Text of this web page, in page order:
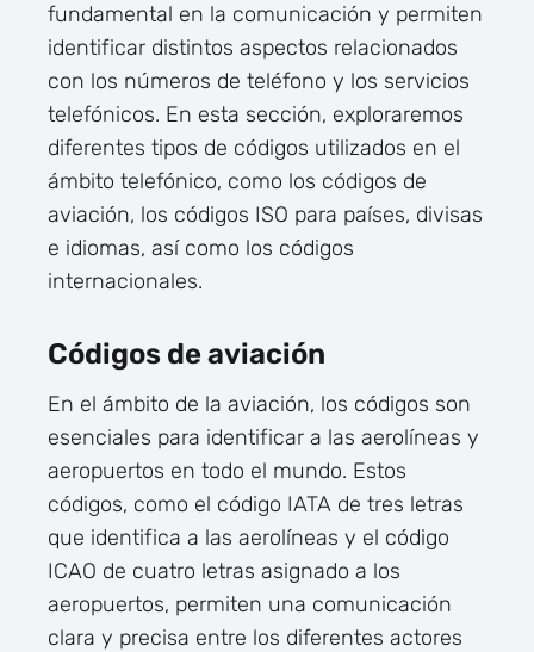
fundamental en la comunicación y permiten
identificar distintos aspectos relacionados
con los números de teléfono y los servicios
telefónicos. En esta sección, exploraremos
diferentes tipos de códigos utilizados en el
ámbito telefónico, como los códigos de
aviación, los códigos ISO para países, divisas
e idiomas, así como los códigos
internacionales.
Códigos de aviación
En el ámbito de la aviación, los códigos son
esenciales para identificar a las aerolíneas y
aeropuertos en todo el mundo. Estos
códigos, como el código IATA de tres letras
que identifica a las aerolíneas y el código
ICAO de cuatro letras asignado a los
aeropuertos, permiten una comunicación
clara y precisa entre los diferentes actores